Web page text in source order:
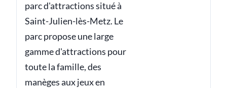
parc d'attractions situé à
Saint-Julien-lès-Metz. Le
parc propose une large
gamme d'attractions pour
toute la famille, des
manèges aux jeux en